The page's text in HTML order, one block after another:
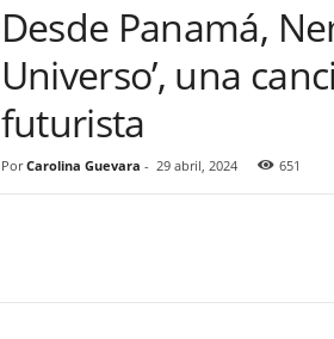
Desde Panamá,
Universo’, una
futurista
Por Carolina Guevara - 29 abril, 2024 651